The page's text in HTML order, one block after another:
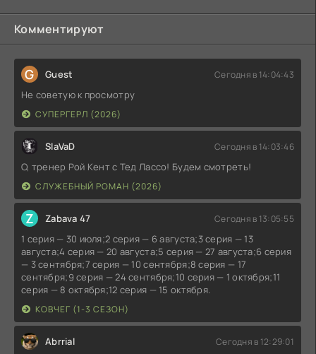
Комментируют
G Guest Сегодня в 14:04:43
Не советую к просмотру
СУПЕРГЕРЛ (2026)
SlaVaD Сегодня в 14:03:46
О, тренер Рой Кент с Тед Лассо! Будем смотреть!
СЛУЖЕБНЫЙ РОМАН (2026)
Z Zabava 47 Сегодня в 13:05:55
1 серия — 30 июля;2 серия — 6 августа;3 серия — 13
августа;4 серия — 20 августа;5 серия — 27 августа;6 серия
— 3 сентября;7 серия — 10 сентября;8 серия — 17
сентября;9 серия — 24 сентября;10 серия — 1 октября;11
серия — 8 октября;12 серия — 15 октября.
КОВЧЕГ (1-3 СЕЗОН)
Abrrial Сегодня в 12:29:01